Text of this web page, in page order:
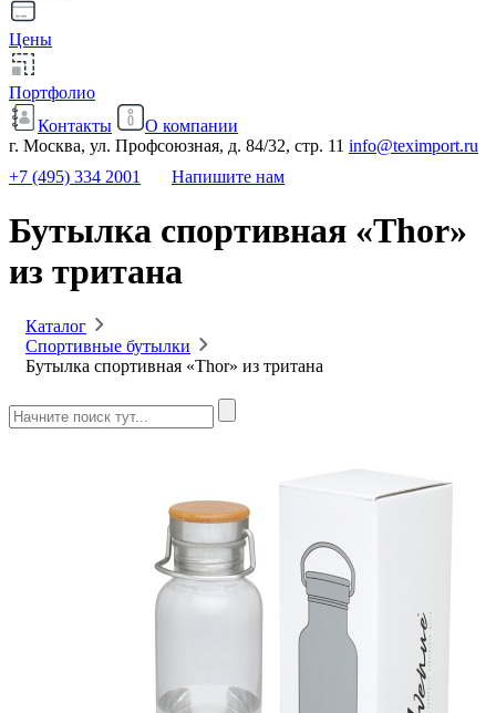
Цены
Портфолио
Контакты
О компании
г. Москва, ул. Профсоюзная, д. 84/32, стр. 11 info@teximport.ru
+7 (495) 334 2001
Напишите нам
Бутылка спортивная «Thor»
из тритана
Каталог
Спортивные бутылки
Бутылка спортивная «Thor» из тритана